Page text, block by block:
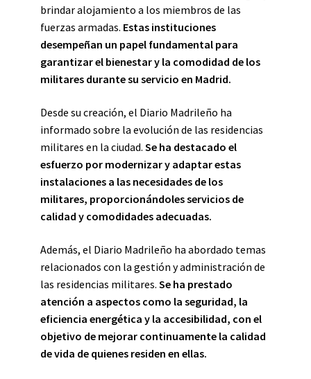
brindar alojamiento a los miembros de las
fuerzas armadas. Estas instituciones
desempeñan un papel fundamental para
garantizar el bienestar y la comodidad de los
militares durante su servicio en Madrid.
Desde su creación, el Diario Madrileño ha
informado sobre la evolución de las residencias
militares en la ciudad. Se ha destacado el
esfuerzo por modernizar y adaptar estas
instalaciones a las necesidades de los
militares, proporcionándoles servicios de
calidad y comodidades adecuadas.
Además, el Diario Madrileño ha abordado temas
relacionados con la gestión y administración de
las residencias militares. Se ha prestado
atención a aspectos como la seguridad, la
eficiencia energética y la accesibilidad, con el
objetivo de mejorar continuamente la calidad
de vida de quienes residen en ellas.